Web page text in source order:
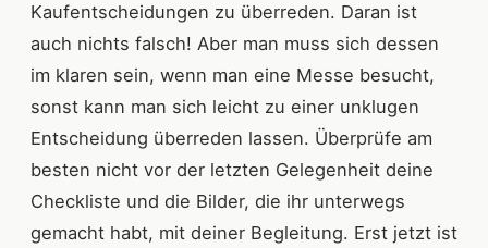
Kaufentscheidungen zu überreden. Daran ist
auch nichts falsch! Aber man muss sich dessen
im klaren sein, wenn man eine Messe besucht,
sonst kann man sich leicht zu einer unklugen
Entscheidung überreden lassen. Überprüfe am
besten nicht vor der letzten Gelegenheit deine
Checkliste und die Bilder, die ihr unterwegs
gemacht habt, mit deiner Begleitung. Erst jetzt ist